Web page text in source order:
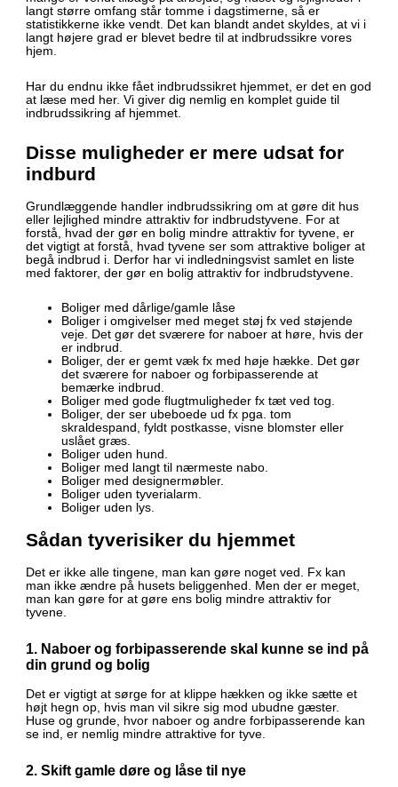
langt større omfang står tomme i dagstimerne, så er
statistikkerne ikke vendt. Det kan blandt andet skyldes, at vi i
langt højere grad er blevet bedre til at indbrudssikre vores
hjem.
Har du endnu ikke fået indbrudssikret hjemmet, er det en god
at læse med her. Vi giver dig nemlig en komplet guide til
indbrudssikring af hjemmet.
Disse muligheder er mere udsat for
indburd
Grundlæggende handler indbrudssikring om at gøre dit hus
eller lejlighed mindre attraktiv for indbrudstyvene. For at
forstå, hvad der gør en bolig mindre attraktiv for tyvene, er
det vigtigt at forstå, hvad tyvene ser som attraktive boliger at
begå indbrud i. Derfor har vi indledningsvist samlet en liste
med faktorer, der gør en bolig attraktiv for indbrudstyvene.
Boliger med dårlige/gamle låse
Boliger i omgivelser med meget støj fx ved støjende
veje. Det gør det sværere for naboer at høre, hvis der
er indbrud.
Boliger, der er gemt væk fx med høje hække. Det gør
det sværere for naboer og forbipasserende at
bemærke indbrud.
Boliger med gode flugtmuligheder fx tæt ved tog.
Boliger, der ser ubeboede ud fx pga. tom
skraldespand, fyldt postkasse, visne blomster eller
uslået græs.
Boliger uden hund.
Boliger med langt til nærmeste nabo.
Boliger med designermøbler.
Boliger uden tyverialarm.
Boliger uden lys.
Sådan tyverisiker du hjemmet
Det er ikke alle tingene, man kan gøre noget ved. Fx kan
man ikke ændre på husets beliggenhed. Men der er meget,
man kan gøre for at gøre ens bolig mindre attraktiv for
tyvene.
1. Naboer og forbipasserende skal kunne se ind på
din grund og bolig
Det er vigtigt at sørge for at klippe hækken og ikke sætte et
højt hegn op, hvis man vil sikre sig mod ubudne gæster.
Huse og grunde, hvor naboer og andre forbipasserende kan
se ind, er nemlig mindre attraktive for tyve.
2. Skift gamle døre og låse til nye